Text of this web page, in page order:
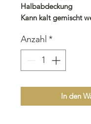
Halbabdeckung
Kann kalt gemischt
Anzahl *
In den